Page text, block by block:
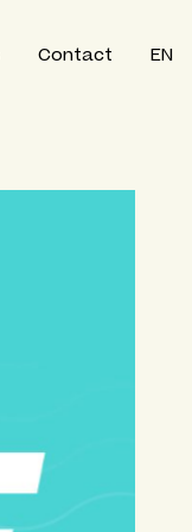
Contact EN